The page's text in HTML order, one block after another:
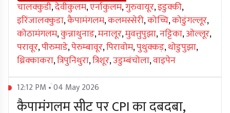
चालक्कुडी,देवीकुलम,एर्नाकुलम,गुरुवायूर,इडुक्की,
इरिंजालक्कुडा,कैपामंगलम,कलमस्सेरी,कोच्चि,कोडुंगल्लूर,
कोठामंगलम,कुन्नाथुनाड,मनालूर,मुवत्तुपुझा,नट्टिका,ओल्लूर,
परावूर,पीरुमाडे,पेरुम्बावूर,पिरावोम,पुथुक्कड़,थोडुपुझा,
थ्रिक्काकरा,त्रिपुनिथुरा,त्रिशूर,उडुम्बंचोला,वाइपेन
12:12 PM • 04 May 2026
कैपामंगलम सीट पर CPI का दबदबा,